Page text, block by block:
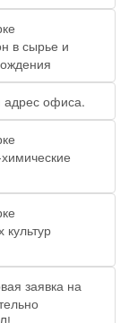
в сырье и
офиса.
заявка на